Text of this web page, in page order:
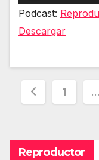
de
audio
Podcast:
Descargar
entradas
1 …
Reproductor